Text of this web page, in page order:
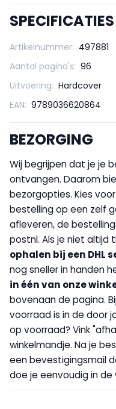
SPECIFICATIES
Artikelnummer: 497881
Aantal pagina's: 96
Uitvoering: Hardcover
EAN: 9789036620864
BEZORGING
Wij begrijpen dat je je
ontvangen. Daarom
bezorgopties. Kies voor
bestelling op een zelf
afleveren, de
postnl. Als je niet altijd
ophalen bij een DHL
nog sneller in handen
in één van onze
bovenaan de pagina.
voorraad is in de door
op voorraad? Vink
winkelmandje. Na je
een bevestigingsmail
doe je eenvoudig in de